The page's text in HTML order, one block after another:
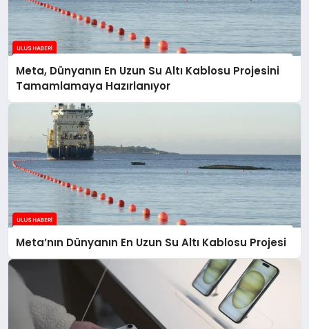
Meta, Dünyanın En Uzun Su Altı Kablosu Projesini
Tamamlamaya Hazırlanıyor
Meta’nın Dünyanın En Uzun Su Altı Kablosu Projesi